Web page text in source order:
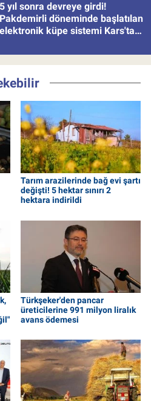
5 yıl sonra devreye girdi!
Pakdemirli döneminde başlatılan
elektronik küpe sistemi Kars'tan
Tarım arazilerinde bağ evi şartı
değişti! 5 hektar sınırı 2
hektara indirildi
Türkşeker'den pancar
üreticilerine 991 milyon liralık
avans ödemesi